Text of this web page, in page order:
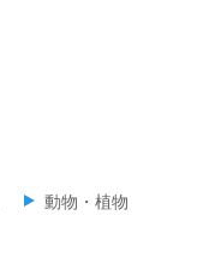
動物・植物